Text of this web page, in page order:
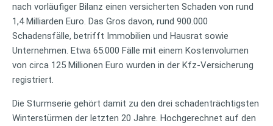
nach vorläufiger Bilanz einen versicherten Schaden von rund
1,4 Milliarden Euro. Das Gros davon, rund 900.000
Schadensfälle, betrifft Immobilien und Hausrat sowie
Unternehmen. Etwa 65.000 Fälle mit einem Kostenvolumen
von circa 125 Millionen Euro wurden in der Kfz-Versicherung
registriert.
Die Sturmserie gehört damit zu den drei schadenträchtigsten
Winterstürmen der letzten 20 Jahre. Hochgerechnet auf den